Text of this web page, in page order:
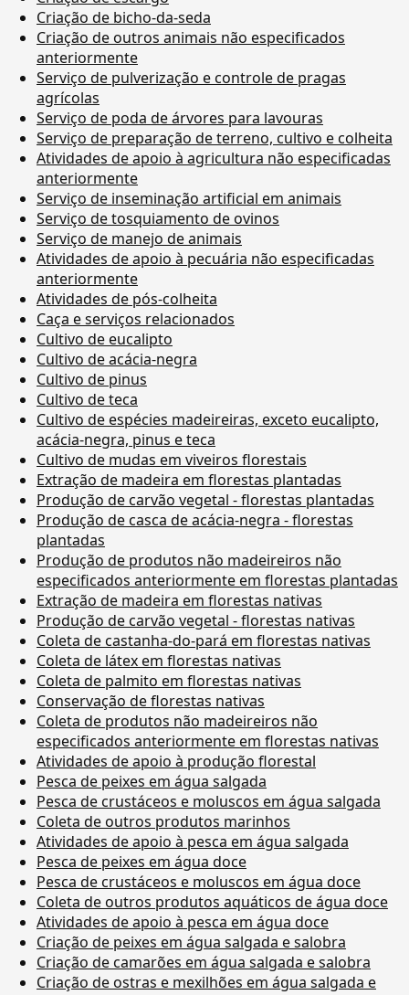
Criação de bicho-da-seda
Criação de outros animais não especificados
anteriormente
Serviço de pulverização e controle de pragas
agrícolas
Serviço de poda de árvores para lavouras
Serviço de preparação de terreno, cultivo e colheita
Atividades de apoio à agricultura não especificadas
anteriormente
Serviço de inseminação artificial em animais
Serviço de tosquiamento de ovinos
Serviço de manejo de animais
Atividades de apoio à pecuária não especificadas
anteriormente
Atividades de pós-colheita
Caça e serviços relacionados
Cultivo de eucalipto
Cultivo de acácia-negra
Cultivo de pinus
Cultivo de teca
Cultivo de espécies madeireiras, exceto eucalipto,
acácia-negra, pinus e teca
Cultivo de mudas em viveiros florestais
Extração de madeira em florestas plantadas
Produção de carvão vegetal - florestas plantadas
Produção de casca de acácia-negra - florestas
plantadas
Produção de produtos não madeireiros não
especificados anteriormente em florestas plantadas
Extração de madeira em florestas nativas
Produção de carvão vegetal - florestas nativas
Coleta de castanha-do-pará em florestas nativas
Coleta de látex em florestas nativas
Coleta de palmito em florestas nativas
Conservação de florestas nativas
Coleta de produtos não madeireiros não
especificados anteriormente em florestas nativas
Atividades de apoio à produção florestal
Pesca de peixes em água salgada
Pesca de crustáceos e moluscos em água salgada
Coleta de outros produtos marinhos
Atividades de apoio à pesca em água salgada
Pesca de peixes em água doce
Pesca de crustáceos e moluscos em água doce
Coleta de outros produtos aquáticos de água doce
Atividades de apoio à pesca em água doce
Criação de peixes em água salgada e salobra
Criação de camarões em água salgada e salobra
Criação de ostras e mexilhões em água salgada e